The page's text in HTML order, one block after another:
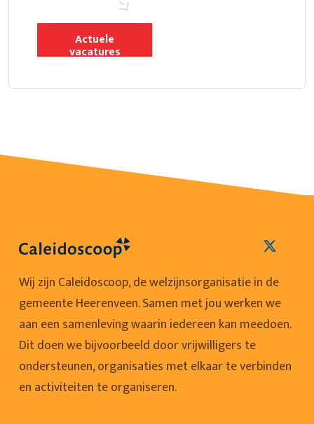
Actuele
vacatures
Wij zijn Caleidoscoop, de welzijnsorganisatie in de
gemeente Heerenveen. Samen met jou werken we
aan een samenleving waarin iedereen kan meedoen.
Dit doen we bijvoorbeeld door vrijwilligers te
ondersteunen, organisaties met elkaar te verbinden
en activiteiten te organiseren.